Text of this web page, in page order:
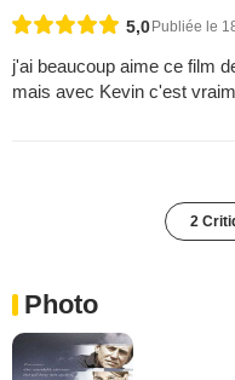
5,0Publiée le
j'ai beaucoup aime ce film
mais avec Kevin c'est
2
Photo